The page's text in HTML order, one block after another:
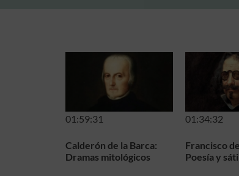
01:59:31
Calderón de la Barca:
Dramas mitológicos
01:34:32
Francisco
Poesía y